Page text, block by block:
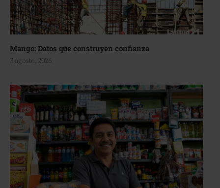
Mango: Datos que construyen confianza
3 agosto, 2026